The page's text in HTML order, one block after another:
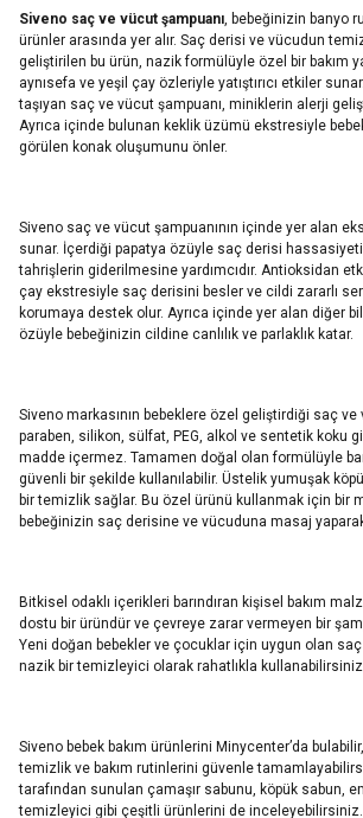
Siveno saç ve vücut şampuanı, bebeğinizin banyo
ürünler arasında yer alır. Saç derisi ve vücudun
geliştirilen bu ürün, nazik formülüyle özel bir bakım
aynısefa ve yeşil çay özleriyle yatıştırıcı etkiler
taşıyan saç ve vücut şampuanı, miniklerin alerji
Ayrıca içinde bulunan keklik üzümü ekstresiyle
görülen konak oluşumunu önler.
Siveno saç ve vücut şampuanının içinde yer alan
sunar. İçerdiği papatya özüyle saç derisi
tahrişlerin giderilmesine yardımcıdır. Antioksidan
çay ekstresiyle saç derisini besler ve cildi zararlı
korumaya destek olur. Ayrıca içinde yer alan diğer
özüyle bebeğinizin cildine canlılık ve parlaklık katar.
Siveno markasının bebeklere özel geliştirdiği saç ve
paraben, silikon, sülfat, PEG, alkol ve sentetik koku
madde içermez. Tamamen doğal olan formülüyle
güvenli bir şekilde kullanılabilir. Üstelik yumuşak
bir temizlik sağlar. Bu özel ürünü kullanmak için bir
bebeğinizin saç derisine ve vücuduna masaj
Bitkisel odaklı içerikleri barındıran kişisel bakım
dostu bir üründür ve çevreye zarar vermeyen bir
Yeni doğan bebekler ve çocuklar için uygun olan saç
nazik bir temizleyici olarak rahatlıkla
Siveno bebek bakım ürünlerini Minycenter’da
temizlik ve bakım rutinlerini güvenle
tarafından sunulan çamaşır sabunu, köpük sabun,
temizleyici gibi çeşitli ürünlerini de inceleyebilirsiniz.